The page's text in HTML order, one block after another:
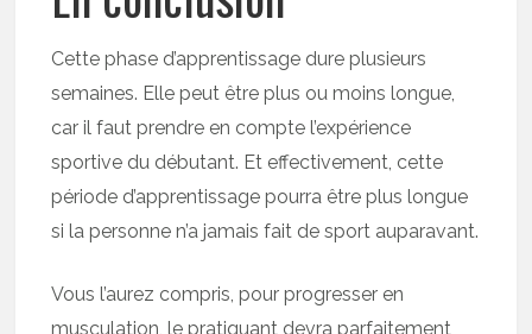
Cette phase d’apprentissage dure plusieurs
semaines. Elle peut être plus ou moins longue,
car il faut prendre en compte l’expérience
sportive du débutant. Et effectivement, cette
période d’apprentissage pourra être plus longue
si la personne n’a jamais fait de sport auparavant.
Vous l’aurez compris, pour progresser en
musculation, le pratiquant devra parfaitement